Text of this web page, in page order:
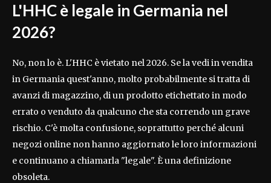
L'HHC è legale in Germania nel
2026?
No, non lo è. L'HHC è vietato nel 2026. Se la vedi in vendita
in Germania quest'anno, molto probabilmente si tratta di
avanzi di magazzino, di un prodotto etichettato in modo
errato o venduto da qualcuno che sta correndo un grave
rischio. C'è molta confusione, soprattutto perché alcuni
negozi online non hanno aggiornato le loro informazioni
e continuano a chiamarla "legale". È una definizione
obsoleta.